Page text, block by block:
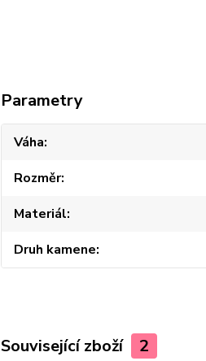
Parametry
Váha
Rozměr
Materiál
Druh kamene
Související zboží 2